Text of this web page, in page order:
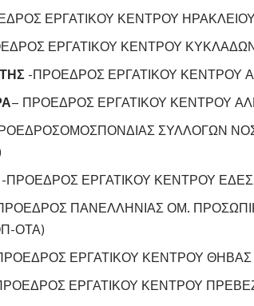
ΕΡΓΑΤΙΚΟΥ ΚΕΝΤΡΟΥ ΗΡΑΚΛΕΙΟΥ
ΕΡΓΑΤΙΚΟΥ ΚΕΝΤΡΟΥ
-ΠΡΟΕΔΡΟΣ ΕΡΓΑΤΙΚΟΥ ΚΕΝΤΡΟΥ
– ΠΡΟΕΔΡΟΣ ΕΡΓΑΤΙΚΟΥ ΚΕΝΤΡΟΥ
ΣΥΛΛΟΓΩΝ
-ΠΡΟΕΔΡΟΣ ΕΡΓΑΤΙΚΟΥ ΚΕΝΤΡΟΥ
ΠΑΝΕΛΛΗΝΙΑΣ ΟΜ.
ΟΤΑ)
ΕΡΓΑΤΙΚΟΥ ΚΕΝΤΡΟΥ ΘΗΒΑΣ
ΕΡΓΑΤΙΚΟΥ ΚΕΝΤΡΟΥ